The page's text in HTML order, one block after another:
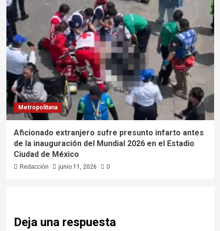
Metropolitana
Aficionado extranjero sufre presunto infarto antes
de la inauguración del Mundial 2026 en el Estadio
Ciudad de México
Redacción junio 11, 2026 0
Deja una respuesta